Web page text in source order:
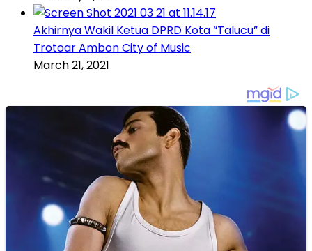
Akhirnya Wakil Ketua DPRD Kota “Talucu” di
Trotoar Ambon City of Music
March 21, 2021